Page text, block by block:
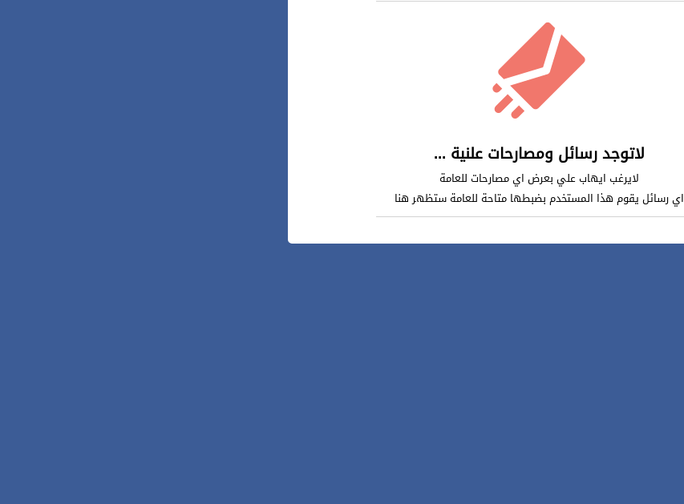
لاتوجد رسائل ومصارحات علنية ...
لايرغب ايهاب علي بعرض اي مصارحات للعامة
اي رسائل يقوم هذا المستخدم بضبطها متاحة للعامة ستظهر هنا